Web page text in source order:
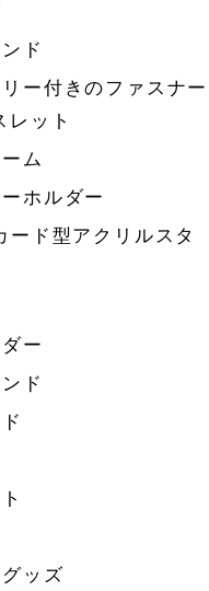
ド
ー付きのファスナー
レット
ム
ホルダー
ード型アクリルスタ
ー
ド
ッズ